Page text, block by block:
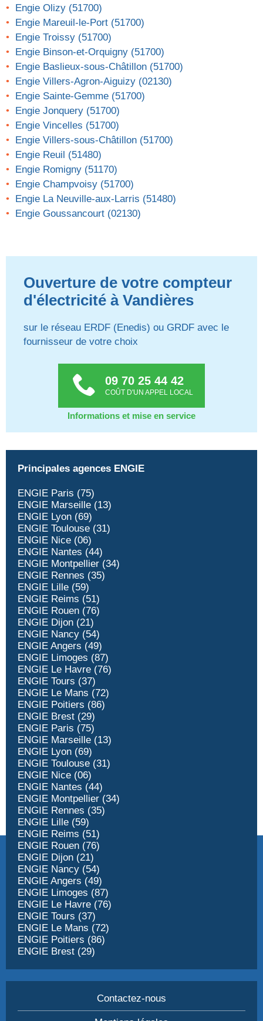
Engie Olizy (51700)
Engie Mareuil-le-Port (51700)
Engie Troissy (51700)
Engie Binson-et-Orquigny (51700)
Engie Baslieux-sous-Châtillon (51700)
Engie Villers-Agron-Aiguizy (02130)
Engie Sainte-Gemme (51700)
Engie Jonquery (51700)
Engie Vincelles (51700)
Engie Villers-sous-Châtillon (51700)
Engie Reuil (51480)
Engie Romigny (51170)
Engie Champvoisy (51700)
Engie La Neuville-aux-Larris (51480)
Engie Goussancourt (02130)
Ouverture de votre compteur
d'électricité à Vandières
sur le réseau ERDF (Enedis) ou GRDF avec le
fournisseur de votre choix
09 70 25 44 42
COÛT D'UN APPEL LOCAL
Informations et mise en service
Principales agences ENGIE
ENGIE Paris (75)
ENGIE Marseille (13)
ENGIE Lyon (69)
ENGIE Toulouse (31)
ENGIE Nice (06)
ENGIE Nantes (44)
ENGIE Montpellier (34)
ENGIE Rennes (35)
ENGIE Lille (59)
ENGIE Reims (51)
ENGIE Rouen (76)
ENGIE Dijon (21)
ENGIE Nancy (54)
ENGIE Angers (49)
ENGIE Limoges (87)
ENGIE Le Havre (76)
ENGIE Tours (37)
ENGIE Le Mans (72)
ENGIE Poitiers (86)
ENGIE Brest (29)
ENGIE Paris (75)
ENGIE Marseille (13)
ENGIE Lyon (69)
ENGIE Toulouse (31)
ENGIE Nice (06)
ENGIE Nantes (44)
ENGIE Montpellier (34)
ENGIE Rennes (35)
ENGIE Lille (59)
ENGIE Reims (51)
ENGIE Rouen (76)
ENGIE Dijon (21)
ENGIE Nancy (54)
ENGIE Angers (49)
ENGIE Limoges (87)
ENGIE Le Havre (76)
ENGIE Tours (37)
ENGIE Le Mans (72)
ENGIE Poitiers (86)
ENGIE Brest (29)
Contactez-nous